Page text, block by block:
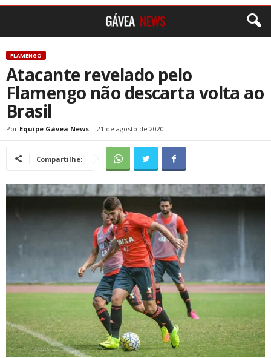
FLAMENGO
Atacante revelado pelo
Flamengo não descarta volta ao
Brasil
Por Equipe Gávea News - 21 de agosto de 2020
Compartilhe: